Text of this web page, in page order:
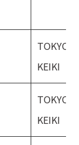
TOKYO
KEIKI
TOKYO
KEIKI